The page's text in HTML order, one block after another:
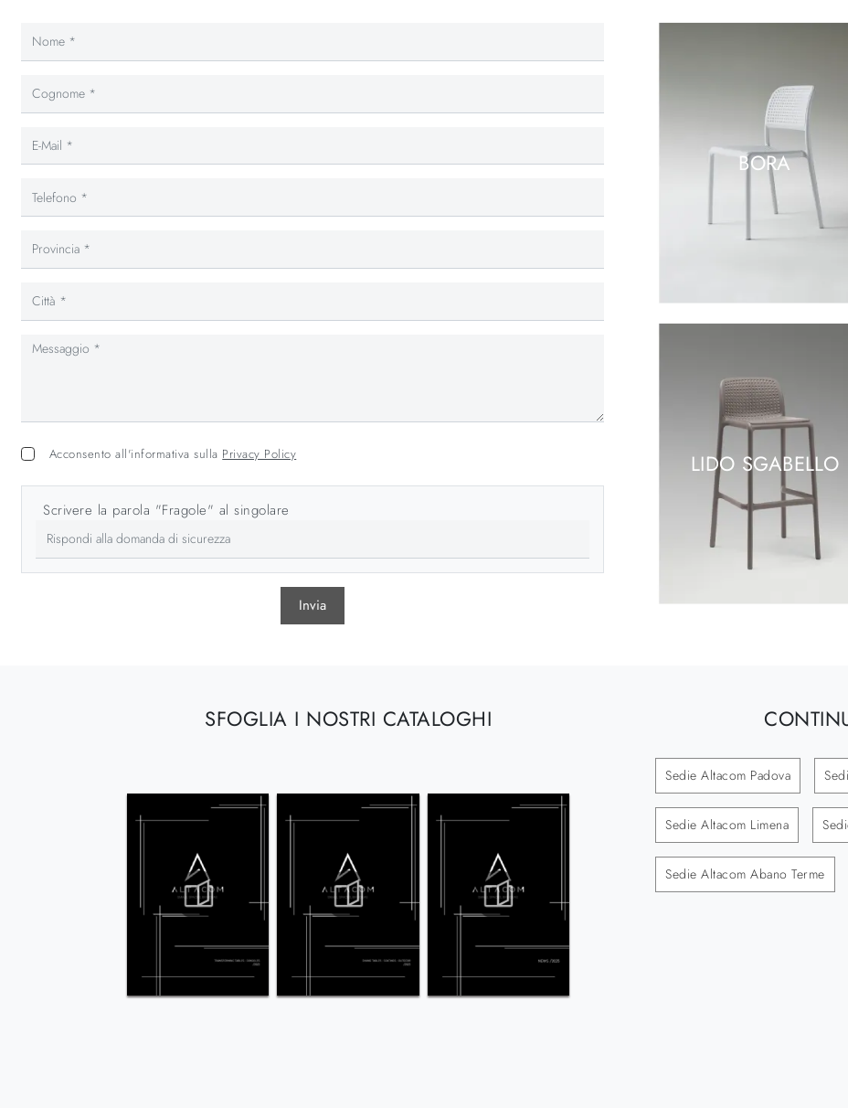
Acconsento all'informativa sulla Privacy Policy
Scrivere la parola "Fragole" al singolare
Invia
BORA
LIDO SGABELLO
SFOGLIA I NOSTRI CATALOGHI
Sedie Altacom Padova
Sedie Altacom Limena
Sedie Altacom Abano Terme